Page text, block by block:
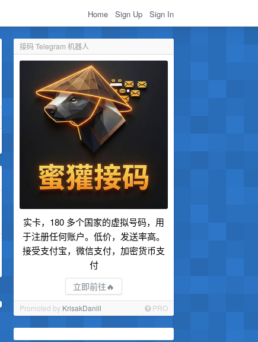
Home Sign Up Sign In
接码 Telegram 机器人
实卡，180 多个国家的虚拟号码，用
于注册任何账户。低价，发送率高。
接受支付宝，微信支付，加密货币支
付
立即前往🔥
Promoted by KrisakDaniil PRO